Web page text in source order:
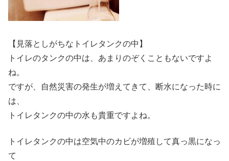
【見落としがちなトイレタンクの中】
トイレのタンクの中は、あまりのぞくこともないですよ
ね。
ですが、自然災害の発生が増えてきて、断水になった時に
は、
トイレタンクの中の水も貴重ですよね。
トイレタンクの中は空気中のカビが増殖して真っ黒になっ
て